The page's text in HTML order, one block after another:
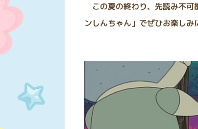
この夏の終わり、先読み不可
ンしんちゃん」でぜひお楽しみ